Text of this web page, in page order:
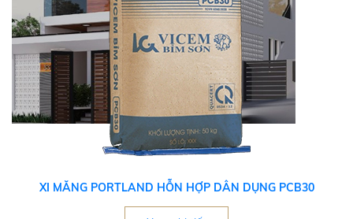
XI MĂNG PORTLAND HỖN HỢP DÂN DỤNG PCB30